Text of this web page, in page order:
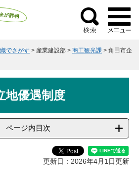
検
索
でさがす > 産業建設部 > 商工観光課 > 角田市企
地優遇制度
ページ内目次
更新日：2026年4月1日更新